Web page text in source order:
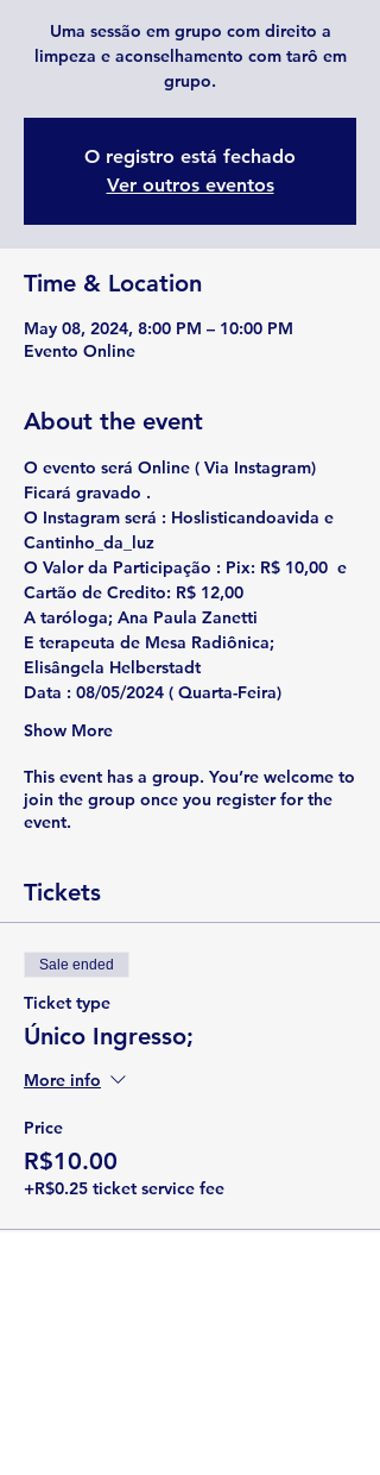
Uma sessão em grupo com direito a
limpeza e aconselhamento com tarô em
grupo.
O registro está fechado
Ver outros eventos
Time & Location
May 08, 2024, 8:00 PM – 10:00 PM
Evento Online
About the event
O evento será Online ( Via Instagram)
Ficará gravado .
O Instagram será : Hoslisticandoavida e
Cantinho_da_luz
O Valor da Participação : Pix: R$ 10,00  e
Cartão de Credito: R$ 12,00
A taróloga; Ana Paula Zanetti
E terapeuta de Mesa Radiônica;
Elisângela Helberstadt
Data : 08/05/2024 ( Quarta-Feira)
Show More
This event has a group. You’re welcome to
join the group once you register for the
event.
Tickets
Sale ended
Ticket type
Único Ingresso;
More info
Price
R$10.00
+R$0.25 ticket service fee